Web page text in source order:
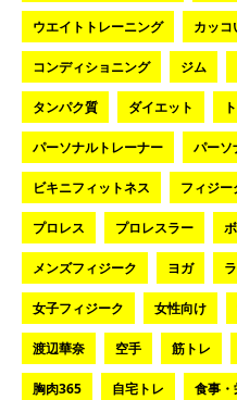
ウエイトトレーニング カッコ
コンディショニング ジム
タンパク質 ダイエット
パーソナルトレーナー パーソ
ビキニフィットネス フィジー
プロレス プロレスラー
メンズフィジーク ヨガ
女子フィジーク 女性向け
渡辺華奈 空手 筋トレ
胸肉365 自宅トレ 食事・